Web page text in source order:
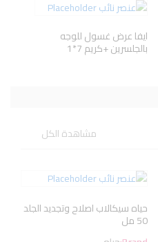
ايفا عرض غسول للوجه
بالجلسرين +كريم 7*1
مشاهدة الكل
حياه سيكالاب اصلاح وتجديد الجلد
50 مل